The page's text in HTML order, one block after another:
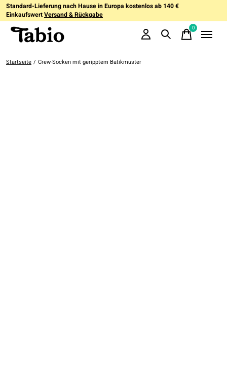
Standard-Lieferung nach Hause in Europa kostenlos ab 140 €
EinkaufswertVersand & Rückgabe
0items
Startseite / Crew-Socken mit geripptem Batikmuster